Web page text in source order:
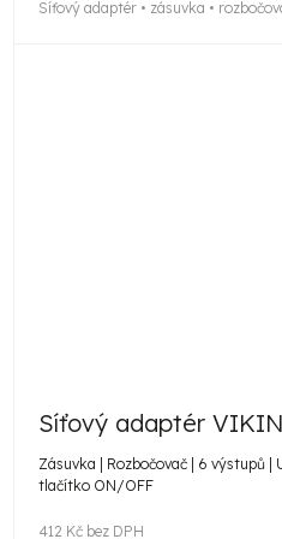
Síťový adaptér • zásuvka •
Síťový adaptér
Zásuvka | Rozbočovač | 6 výstupů |
tlačítko ON/OFF
412 Kč bez DPH